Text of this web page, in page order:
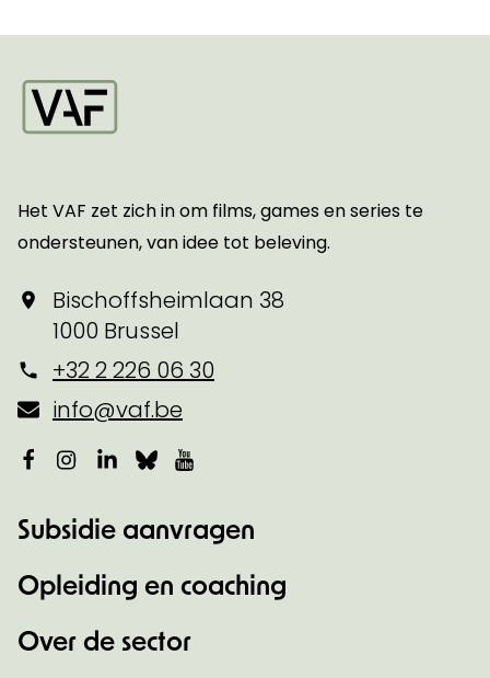
Het VAF zet zich in om films, games en series te
ondersteunen, van idee tot beleving.
Bischoffsheimlaan 38
1000 Brussel
+32 2 226 06 30
info@vaf.be
Facebook
Instagram
LinkedIn
Bluesky
Subsidie aanvragen
Opleiding en coaching
Over de sector